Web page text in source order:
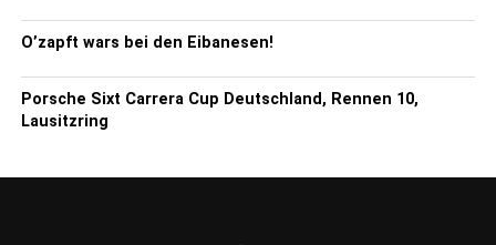
O’zapft wars bei den Eibanesen!
Porsche Sixt Carrera Cup Deutschland, Rennen 10,
Lausitzring